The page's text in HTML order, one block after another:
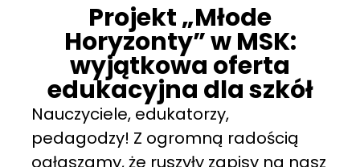
Projekt „Młode
Horyzonty” w MSK:
wyjątkowa oferta
edukacyjna dla szkół
Nauczyciele, edukatorzy,
pedagodzy! Z ogromną radością
ogłaszamy, że ruszyły zapisy na nasz